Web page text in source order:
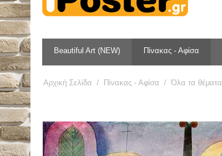
Beautiful Art (NEW) Πίνακας - Αφίσα
Αρχική Σελίδα / Πίνακας - Αφίσα / Όλα τα θέματα